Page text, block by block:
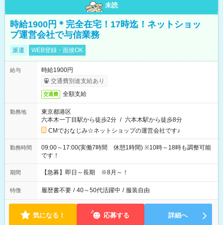
未読
時給1900円＊完全在宅！17時迄！ネットショッ
プ運営会社で与信業務
派遣 WEB登録・面接OK
給与
時給1900円
交通費別途支給あり
交通費 全額支給
勤務地
東京都港区
六本木一丁目駅から徒歩2分 / 六本木駅から徒歩8分
CMでおなじみ☆ネットショップの運営会社です♪
勤務時間
09:00～17:00(実働7時間 休憩1時間) ※10時～18時も調整可能
です！
期間 【急募】即日～長期 ※8月～！
特徴 履歴書不要 / 40～50代活躍中 / 服装自由
気になる！ 応募する 詳細へ